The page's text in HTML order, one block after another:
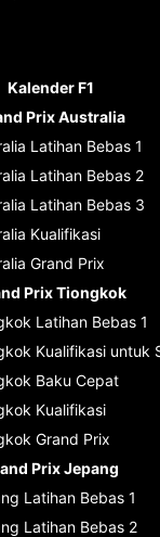
Kalender F1
Prix Australia
Latihan Bebas 1
Latihan Bebas 2
Latihan Bebas 3
Kualifikasi
Grand Prix
Prix Tiongkok
Latihan Bebas 1
Kualifikasi untuk
Baku Cepat
Kualifikasi
Grand Prix
Prix Jepang
Latihan Bebas 1
Latihan Bebas 2